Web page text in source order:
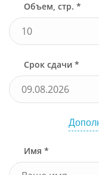
Объем, стр. *
Срок сдачи *
Имя *